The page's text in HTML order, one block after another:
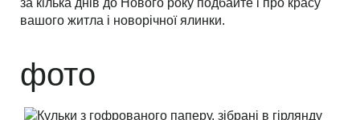
за кілька днів до Нового року подбайте і про красу
вашого житла і новорічної ялинки.
фото